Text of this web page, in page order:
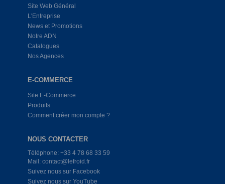
Site Web Général
L'Entreprise
News et Promotions
Notre ADN
Catalogues
Nos Agences
E-COMMERCE
Site E-Commerce
Produits
Comment créer mon compte ?
NOUS CONTACTER
Téléphone: +33 4 78 68 33 59
Mail: contact@lefroid.fr
Suivez nous sur Facebook
Suivez nous sur YouTube